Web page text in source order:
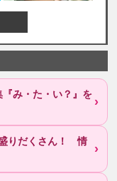
『み・た・い？』を
盛りだくさん！ 情